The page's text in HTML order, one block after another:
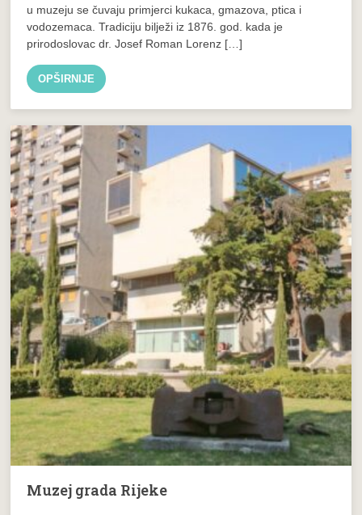
u muzeju se čuvaju primjerci kukaca, gmazova, ptica i
vodozemaca. Tradiciju bilježi iz 1876. god. kada je
prirodoslovac dr. Josef Roman Lorenz […]
OPŠIRNIJE
Muzej grada Rijeke